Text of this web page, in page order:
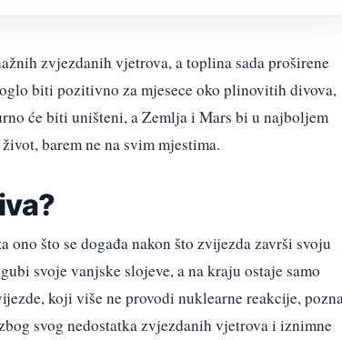
zvjezdanih vjetrova, a toplina sada proširene
biti pozitivno za mjesece oko plinovitih divova,
će biti uništeni, a Zemlja i Mars bi u najboljem
barem ne na svim mjestima.
ono što se događa nakon što zvijezda završi svoju
svoje vanjske slojeve, a na kraju ostaje samo
koji više ne provodi nuklearne reakcije,
svog nedostatka zvjezdanih vjetrova i iznimne